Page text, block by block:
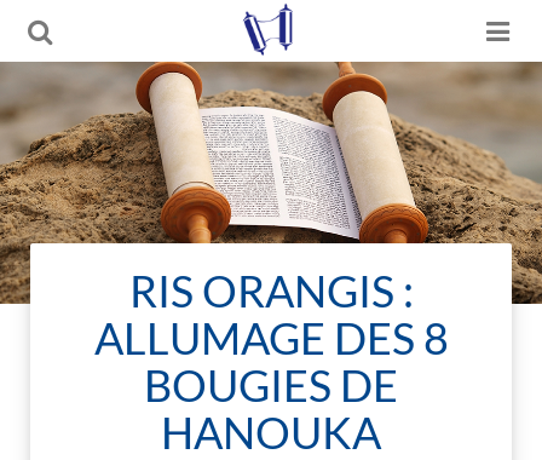
RIS ORANGIS :
ALLUMAGE DES 8
BOUGIES DE
HANOUKA